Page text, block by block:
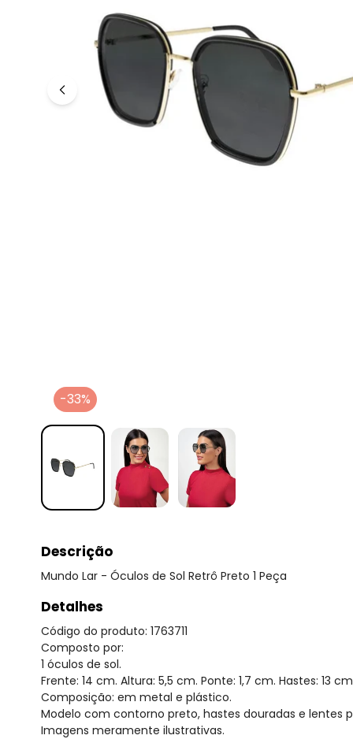
-33%
Descrição
Mundo Lar - Óculos de Sol Retrô Preto 1 Peça
Detalhes
Código do produto: 1763711
Composto por:
1 óculos de sol.
Frente: 14 cm. Altura: 5,5 cm. Ponte: 1,7 cm. Hastes: 13
Composição: em metal e plástico.
Modelo com contorno preto, hastes douradas e lentes
Imagens meramente ilustrativas.